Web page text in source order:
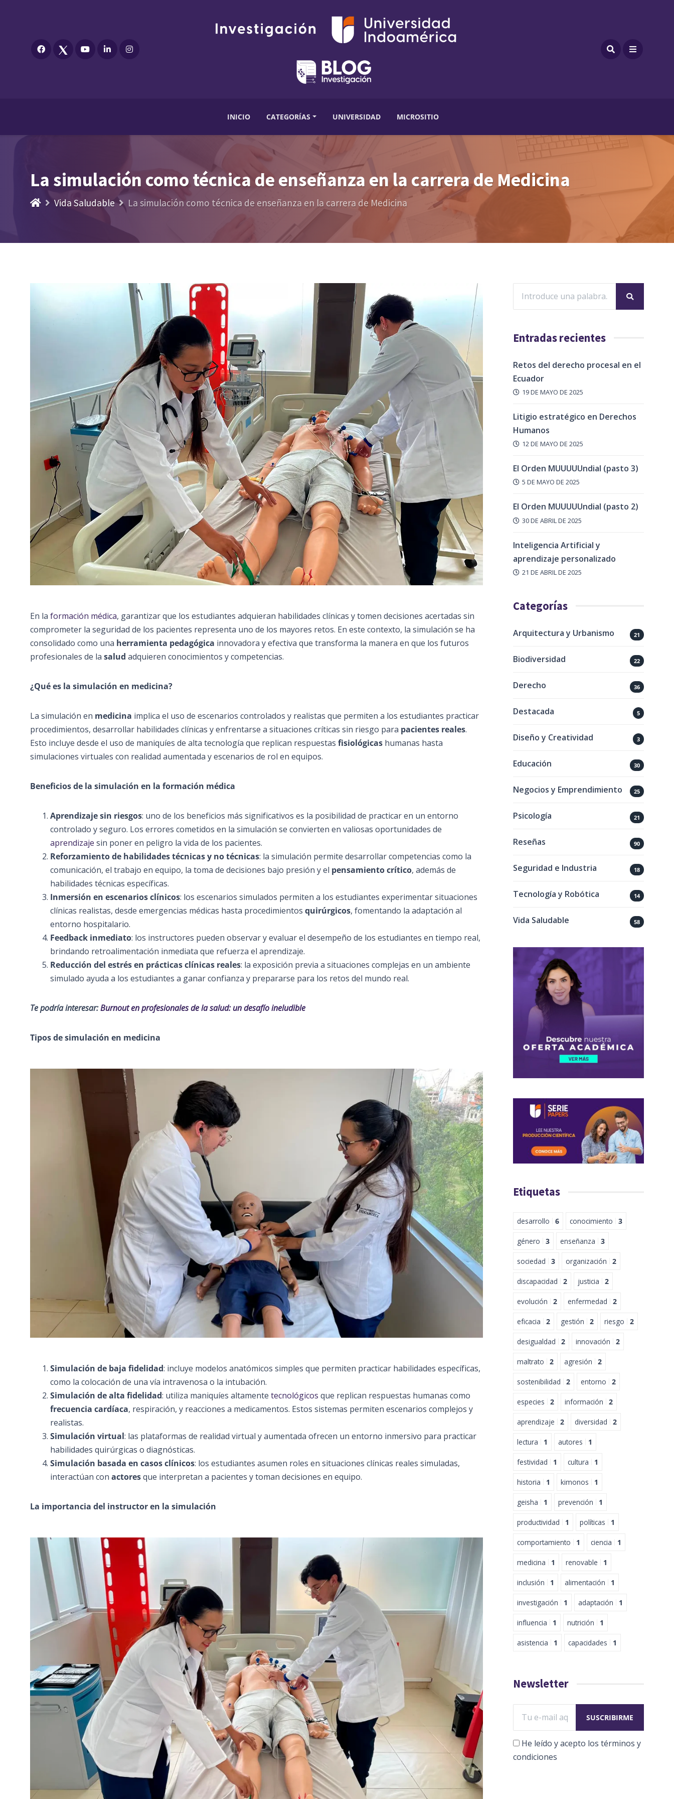
INICIO CATEGORÍAS UNIVERSIDAD MICROSITIO
La simulación como técnica de enseñanza en la carrera de Medicina
Vida Saludable La simulación como técnica de enseñanza en la carrera de Medicina
En la formación médica, garantizar que los estudiantes adquieran habilidades clínicas y tomen decisiones acertadas sin
comprometer la seguridad de los pacientes representa uno de los mayores retos. En este contexto, la simulación se ha
consolidado como una herramienta pedagógica innovadora y efectiva que transforma la manera en que los futuros
profesionales de la salud adquieren conocimientos y competencias.
¿Qué es la simulación en medicina?
La simulación en medicina implica el uso de escenarios controlados y realistas que permiten a los estudiantes practicar
procedimientos, desarrollar habilidades clínicas y enfrentarse a situaciones críticas sin riesgo para pacientes reales.
Esto incluye desde el uso de maniquíes de alta tecnología que replican respuestas fisiológicas humanas hasta
simulaciones virtuales con realidad aumentada y escenarios de rol en equipos.
Beneficios de la simulación en la formación médica
Aprendizaje sin riesgos: uno de los beneficios más significativos es la posibilidad de practicar en un entorno
controlado y seguro. Los errores cometidos en la simulación se convierten en valiosas oportunidades de
aprendizaje sin poner en peligro la vida de los pacientes.
Reforzamiento de habilidades técnicas y no técnicas: la simulación permite desarrollar competencias como la
comunicación, el trabajo en equipo, la toma de decisiones bajo presión y el pensamiento crítico, además de
habilidades técnicas específicas.
Inmersión en escenarios clínicos: los escenarios simulados permiten a los estudiantes experimentar situaciones
clínicas realistas, desde emergencias médicas hasta procedimientos quirúrgicos, fomentando la adaptación al
entorno hospitalario.
Feedback inmediato: los instructores pueden observar y evaluar el desempeño de los estudiantes en tiempo real,
brindando retroalimentación inmediata que refuerza el aprendizaje.
Reducción del estrés en prácticas clínicas reales: la exposición previa a situaciones complejas en un ambiente
simulado ayuda a los estudiantes a ganar confianza y prepararse para los retos del mundo real.
Te podría interesar:Burnout en profesionales de la salud: un desafío ineludible
Tipos de simulación en medicina
Simulación de baja fidelidad: incluye modelos anatómicos simples que permiten practicar habilidades específicas,
como la colocación de una vía intravenosa o la intubación.
Simulación de alta fidelidad: utiliza maniquíes altamente tecnológicos que replican respuestas humanas como
frecuencia cardíaca, respiración, y reacciones a medicamentos. Estos sistemas permiten escenarios complejos y
realistas.
Simulación virtual: las plataformas de realidad virtual y aumentada ofrecen un entorno inmersivo para practicar
habilidades quirúrgicas o diagnósticas.
Simulación basada en casos clínicos: los estudiantes asumen roles en situaciones clínicas reales simuladas,
interactúan con actoresque interpretan a pacientes y toman decisiones en equipo.
La importancia del instructor en la simulación
Entradas recientes
Retos del derecho procesal en el
Ecuador
19 DE MAYO DE 2025
Litigio estratégico en Derechos
Humanos
12 DE MAYO DE 2025
El Orden MUUUUUndial (pasto 3)
5 DE MAYO DE 2025
El Orden MUUUUUndial (pasto 2)
30 DE ABRIL DE 2025
Inteligencia Artificial y
aprendizaje personalizado
21 DE ABRIL DE 2025
Categorías
Arquitectura y Urbanismo 21
Biodiversidad 22
Derecho 36
Destacada 5
Diseño y Creatividad 3
Educación 30
Negocios y Emprendimiento 25
Psicología 21
Reseñas 90
Seguridad e Industria 18
Tecnología y Robótica 14
Vida Saludable 58
Etiquetas
desarrollo 6 conocimiento 3
género 3 enseñanza 3
sociedad 3 organización 2
discapacidad 2 justicia 2
evolución 2 enfermedad 2
eficacia 2 gestión 2 riesgo 2
desigualdad 2 innovación 2
maltrato 2 agresión 2
sostenibilidad 2 entorno 2
especies 2 información 2
aprendizaje 2 diversidad 2
lectura 1 autores 1
festividad 1 cultura 1
historia 1 kimonos 1
geisha 1 prevención 1
productividad 1 políticas 1
comportamiento 1 ciencia 1
medicina 1 renovable 1
inclusión 1 alimentación 1
investigación 1 adaptación 1
influencia 1 nutrición 1
asistencia 1 capacidades 1
Newsletter
He leído y acepto los términos y
condiciones